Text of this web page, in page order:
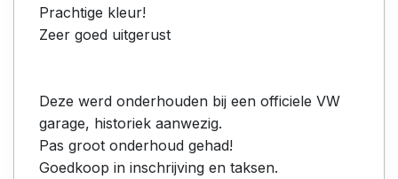
Prachtige kleur!
Zeer goed uitgerust
Deze werd onderhouden bij een officiele VW
garage, historiek aanwezig.
Pas groot onderhoud gehad!
Goedkoop in inschrijving en taksen.